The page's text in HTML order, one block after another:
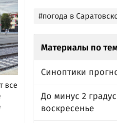
все
#погода в
Материалы по
Синоптики
До минус 2
воскресенье